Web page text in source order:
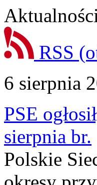
RSS
6 sierpnia
PSE
sierpnia br.
Polskie